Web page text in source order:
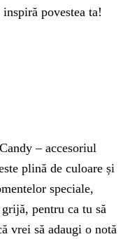
povestea ta!
– accesoriul
plină de culoare și
speciale,
pentru ca tu să
vrei să adaugi o notă